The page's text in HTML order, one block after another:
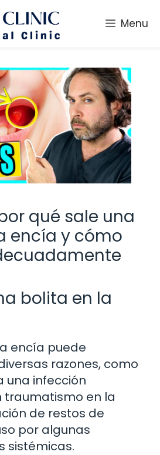
Menu
qué sale una
encía y cómo
bolita en la
encía puede
razones, como
una infección
traumatismo en la
de restos de
por algunas
sistémicas.